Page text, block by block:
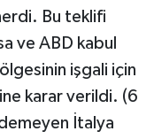
Bu teklifi
ve ABD kabul
işgali için
karar verildi. (6
İtalya